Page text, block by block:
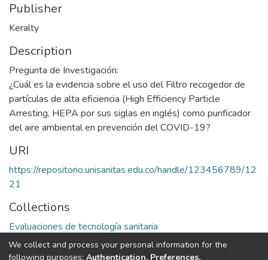
Publisher
Keralty
Description
Pregunta de Investigación:
¿Cuál es la evidencia sobre el uso del Filtro recogedor de
partículas de alta eficiencia (High Efficiency Particle
Arresting, HEPA por sus siglas en inglés) como purificador
del aire ambiental en prevención del COVID-19?
URI
https://repositorio.unisanitas.edu.co/handle/123456789/12
21
Collections
Evaluaciones de tecnología sanitaria
Full item page
We collect and process your personal information for the
following purposes: Authentication, Preferences,